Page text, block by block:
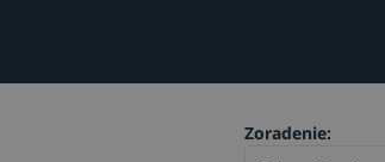
Zoradenie: